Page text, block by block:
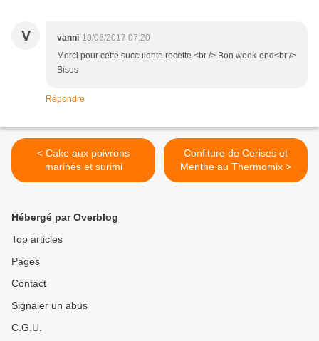
V vanni 10/06/2017 07:20
Merci pour cette succulente recette.<br /> Bon week-end<br />
Bises
Répondre
< Cake aux poivrons
marinés et surimi
Confiture de Cerises et
Menthe au Thermomix >
Hébergé par Overblog
Top articles
Pages
Contact
Signaler un abus
C.G.U.